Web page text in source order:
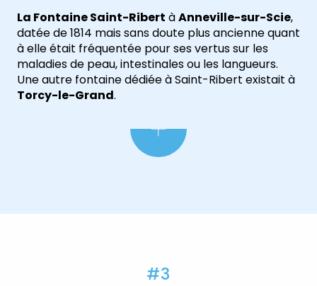
La Fontaine Saint-Ribert àAnneville-sur-Scie,
datée de 1814 mais sans doute plus ancienne quant
à elle était fréquentée pour ses vertus sur les
maladies de peau, intestinales ou les langueurs.
Une autre fontaine dédiée à Saint-Ribert existait à
Torcy-le-Grand.
#3